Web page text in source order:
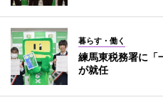
暮らす・働く
練馬東税務署に
が就任